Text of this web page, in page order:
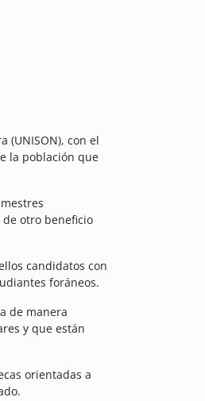
(UNISON), con el
la población que
otro beneficio
candidatos con
foráneos.
de manera
y que están
orientadas a